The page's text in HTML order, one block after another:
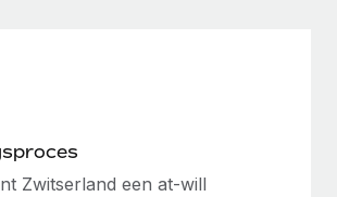
het screeningsproces van
Zwitserland een at-will